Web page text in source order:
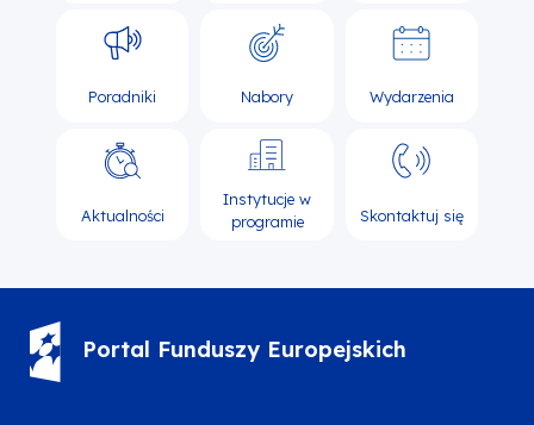
Poradniki Nabory Wydarzenia
Aktualności
Instytucje w
programie
Skontaktuj się
Portal Funduszy Europejskich